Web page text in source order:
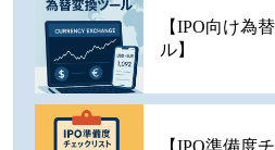
【IPO向け為
ル】
【IPO準備度